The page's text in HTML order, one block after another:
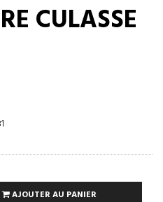
CULASSE
AJOUTER AU PANIER